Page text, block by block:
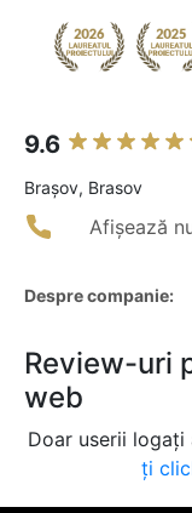
9.6
Braşov, Brasov
Afișează
Despre companie:
Review-uri
web
Doar userii logați
ți